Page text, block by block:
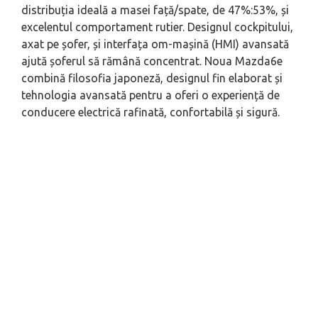
distribuția ideală a masei față/spate, de 47%:53%, și
excelentul comportament rutier. Designul cockpitului,
axat pe șofer, și interfața om-mașină (HMI) avansată
ajută șoferul să rămână concentrat. Noua Mazda6e
combină filosofia japoneză, designul fin elaborat și
tehnologia avansată pentru a oferi o experiență de
conducere electrică rafinată, confortabilă și sigură.